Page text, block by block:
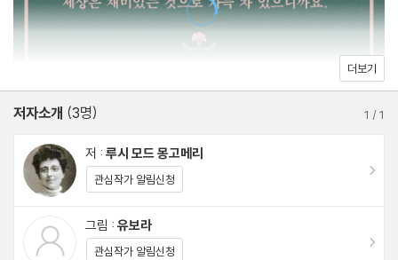
키워가는 대학 생활, 낭만적인 결혼과 출산의 기쁨, 세계대전의 포화
속으로 아들을 보내고 눈물 흘렸던 순간 등 원작의 모든 내용을 충실
하게 담았다. 특히 제8권 『잉글사이드의 릴라』는 미국 출판사들이
편집 과정에서 삭제한 문단까지 찾아내어 초판의 본디 모습을 그대
인으로, 현숙한 아내로, 지혜로운 어머니로 성장해가는 앤을 지켜보
면서 단순한 재미와 감동을 넘어 자존감을 회복하고, 내 인생의 진정
한 주인은 바로 나 자신임을 자각하며 삶의 의미를 깊이 깨닫게 될
것이다.
18장
19장
21장
22장
23장
24장
25장
26장
27장
더보기
저자소개 (3명) 1 /1
저 : 루시 모드 몽고메리
관심작가 알림신청
그림 : 유보라
관심작가 알림신청